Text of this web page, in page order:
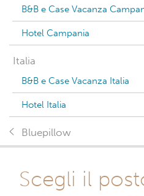
B&B e Case Vacanza
Hotel Campania
Italia
B&B e Case Vacanza Italia
Hotel Italia
Bluepillow
Scegli il